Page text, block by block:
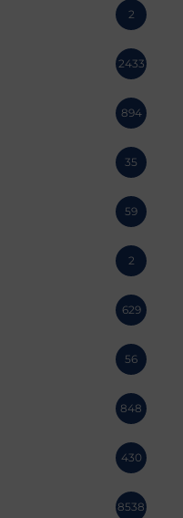
2
2433
894
35
59
2
629
56
848
430
8538